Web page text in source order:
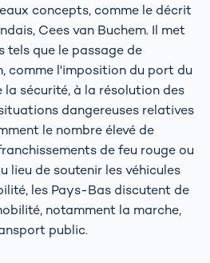
concepts, comme le décrit
Cees van Buchem. Il met
tels que le passage de
comme l'imposition du port du
sécurité, à la résolution des
dangereuses relatives
le nombre élevé de
de feu rouge ou
lieu de soutenir les véhicules
les Pays-Bas discutent de
notamment la marche,
public.